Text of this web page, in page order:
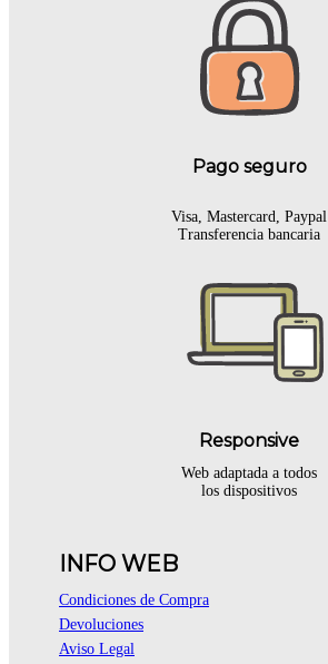
Pago seguro
Visa, Mastercard, Paypal
Transferencia bancaria
Responsive
Web adaptada a todos
los dispositivos
INFO WEB
Condiciones de Compra
Devoluciones
Aviso Legal